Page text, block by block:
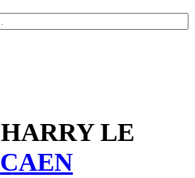
HARRY LE
CAEN